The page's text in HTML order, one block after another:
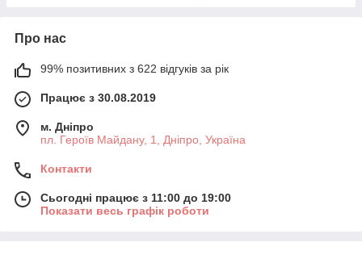
Про нас
99% позитивних з 622 відгуків за рік
Працює з 30.08.2019
м. Дніпро
пл. Героїв Майдану, 1, Дніпро, Україна
Контакти
Сьогодні працює з 11:00 до 19:00
Показати весь графік роботи